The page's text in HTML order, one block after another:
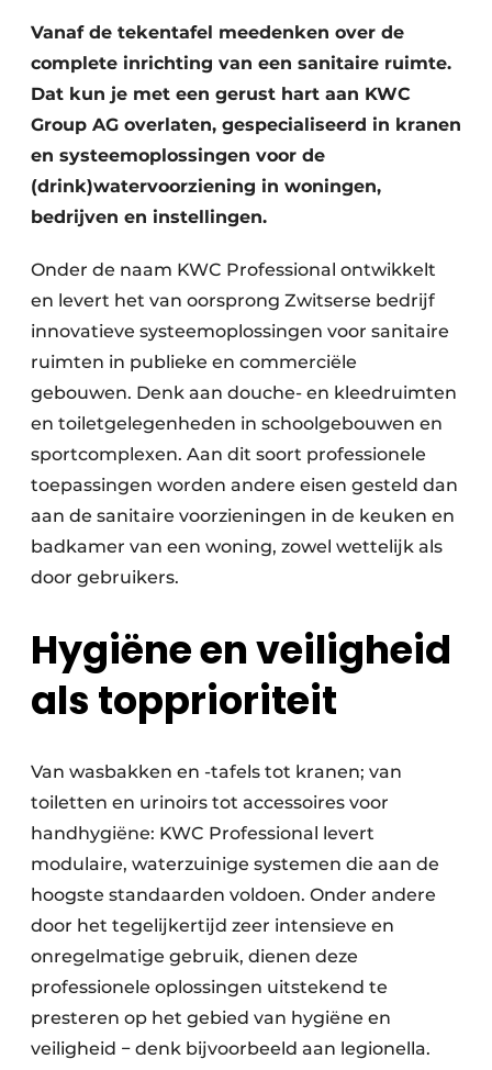
Binnenklimaat
Brandbeveiliging
Ventilatie
Warmtepompen
Vanaf de tekentafel meedenken over de
complete inrichting van een sanitaire ruimte.
Dat kun je met een gerust hart aan KWC
Group AG overlaten, gespecialiseerd in kranen
en systeemoplossingen voor de
(drink)watervoorziening in woningen,
bedrijven en instellingen.
Onder de naam KWC Professional ontwikkelt
en levert het van oorsprong Zwitserse bedrijf
innovatieve systeemoplossingen voor sanitaire
ruimten in publieke en commerciële
gebouwen. Denk aan douche- en kleedruimten
en toiletgelegenheden in schoolgebouwen en
sportcomplexen. Aan dit soort professionele
toepassingen worden andere eisen gesteld dan
aan de sanitaire voorzieningen in de keuken en
badkamer van een woning, zowel wettelijk als
door gebruikers.
Hygiëne en veiligheid
als topprioriteit
Van wasbakken en -tafels tot kranen; van
toiletten en urinoirs tot accessoires voor
handhygiëne: KWC Professional levert
modulaire, waterzuinige systemen die aan de
hoogste standaarden voldoen. Onder andere
door het tegelijkertijd zeer intensieve en
onregelmatige gebruik, dienen deze
professionele oplossingen uitstekend te
presteren op het gebied van hygiëne en
veiligheid − denk bijvoorbeeld aan legionella.